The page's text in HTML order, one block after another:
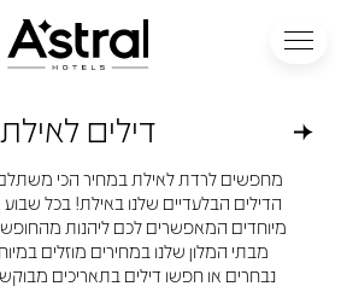
דילים לאילת
מחפשים לרדת לאילת במחיר הכי
הדילים הבלעדיים שלנו באילת! בכל
מיוחדים המאפשרים לכם ליהנות
מבתי המלון שלנו במחירים מוזלים
נבחרים או חפשו דילים בתאריכים